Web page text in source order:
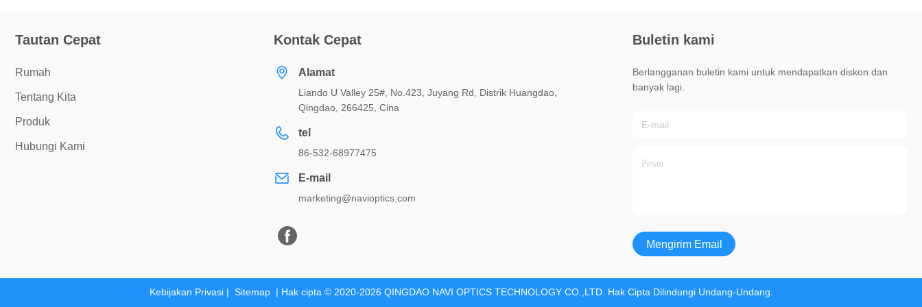
Tautan Cepat
Rumah
Tentang Kita
Produk
Hubungi Kami
Kontak Cepat
Alamat
Liando U Valley 25#, No.423, Juyang Rd, Distrik Huangdao,
Qingdao, 266425, Cina
tel
86-532-68977475
E-mail
marketing@navioptics.com
Buletin kami
Berlangganan buletin kami untuk mendapatkan diskon dan
banyak lagi.
Mengirim Email
Kebijakan Privasi| Sitemap| Hak cipta © 2020-2026 QINGDAO NAVI OPTICS TECHNOLOGY CO.,LTD. Hak Cipta Dilindungi Undang-Undang.